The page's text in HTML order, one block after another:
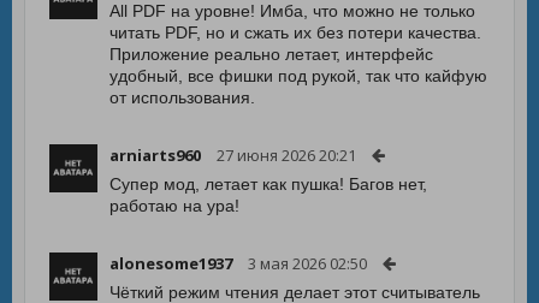
All PDF на уровне! Имба, что можно не только
читать PDF, но и сжать их без потери качества.
Приложение реально летает, интерфейс
удобный, все фишки под рукой, так что кайфую
от использования.
arniarts960 27 июня 2026 20:21
Супер мод, летает как пушка! Багов нет,
работаю на ура!
alonesome1937 3 мая 2026 02:50
Чёткий режим чтения делает этот считыватель